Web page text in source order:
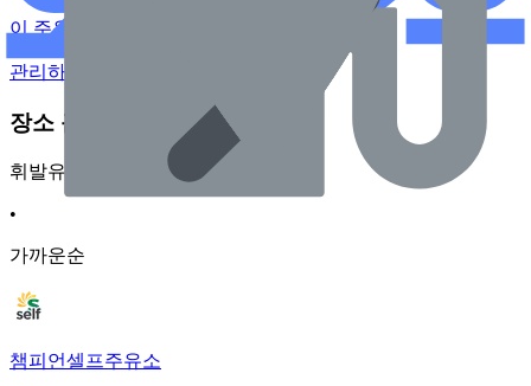
이 주유소의 사장님이신가요?
관리하기
장소 근처 주유소
휘발유
•
가까운순
챔피언셀프주유소